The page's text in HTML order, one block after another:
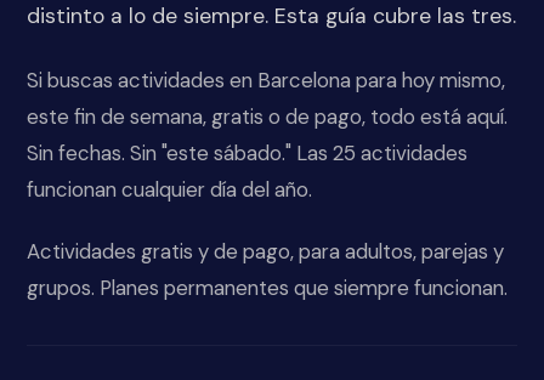
distinto a lo de siempre. Esta guía cubre las tres.
Si buscas actividades en Barcelona para hoy mismo,
este fin de semana, gratis o de pago, todo está aquí.
Sin fechas. Sin "este sábado." Las 25 actividades
funcionan cualquier día del año.
Actividades gratis y de pago, para adultos, parejas y
grupos. Planes permanentes que siempre funcionan.